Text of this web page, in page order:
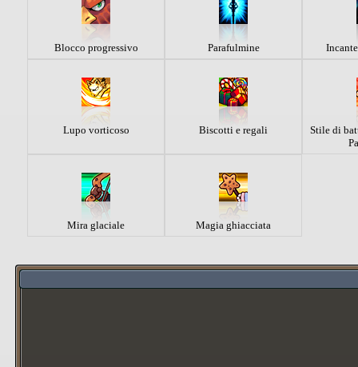
Blocco progressivo Parafulmine
Lupo vorticoso Biscotti e regali
Stile di
Mira glaciale Magia ghiacciata